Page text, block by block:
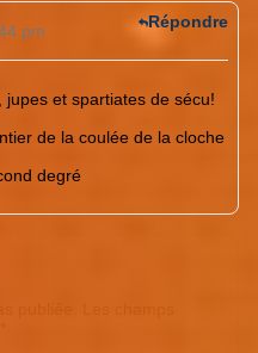
pm
et spartiates de sécu!
de la coulée de la cloche
degré
Répondre